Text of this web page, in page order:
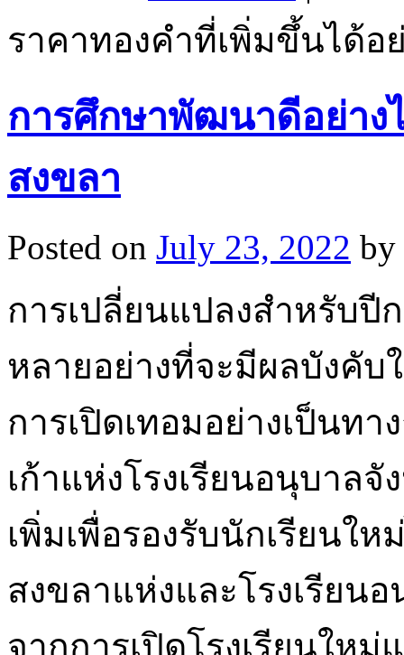
ราคาทองคำที่เพิ่มขึ้นได้อ
การศึกษาพัฒนาดีอย่าง
สงขลา
Posted on July 23, 2022 by
การเปลี่ยนแปลงสำหรับปี
หลายอย่างที่จะมีผลบังคับ
การเปิดเทอมอย่างเป็นทา
เก้าแห่งโรงเรียนอนุบาลจั
เพิ่มเพื่อรองรับนักเรียนใ
สงขลาแห่งและโรงเรียน
จากการเปิดโรงเรียนให